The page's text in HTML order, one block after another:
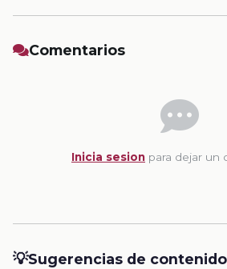
Comentarios
Inicia sesion para dejar un
💡Sugerencias de contenido